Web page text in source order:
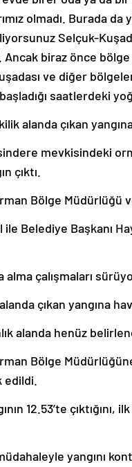
olmadı. Burada
Selçuk-
Ancak biraz önce
ve diğer
saatlerdeki
alanda çıkan
mevkisindeki
çıktı.
Bölge Müdürlüğü
Belediye Başkanı
alma çalışmaları
çıkan yangına
alanda henüz
Bölge
edildi.
12.53’te
yangını